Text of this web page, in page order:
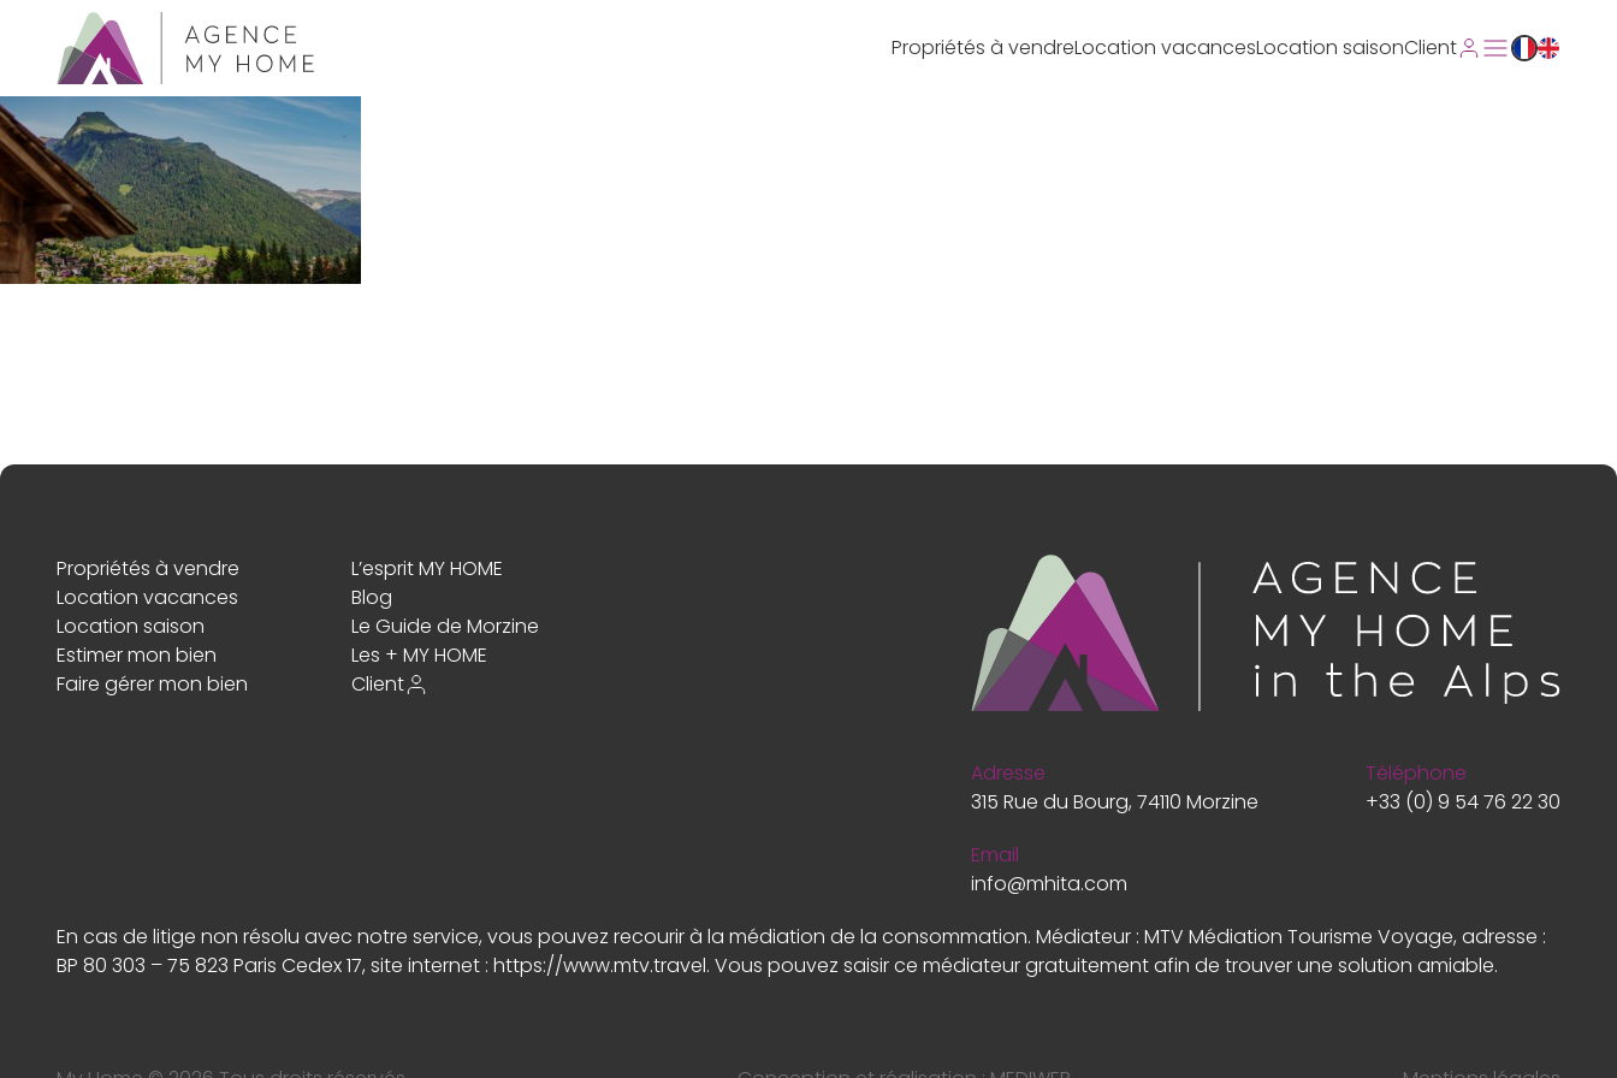
Propriétés à vendreLocation vacancesLocation saisonClient
Propriétés à vendre
L’esprit MY HOME
Location vacances
Blog
Location saison
Le Guide de Morzine
Estimer mon bien
Les + MY HOME
Faire gérer mon bien
Client
Adresse
315 Rue du Bourg, 74110 Morzine
Téléphone
+33 (0) 9 54 76 22 30
Email
info@mhita.com
En cas de litige non résolu avec notre service, vous pouvez recourir à la médiation de la consommation. Médiateur : MTV Médiation Tourisme Voyage, adresse :
BP 80 303 – 75 823 Paris Cedex 17, site internet : https://www.mtv.travel. Vous pouvez saisir ce médiateur gratuitement afin de trouver une solution amiable.